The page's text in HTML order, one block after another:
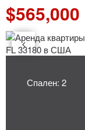
$565,000
Спален: 2